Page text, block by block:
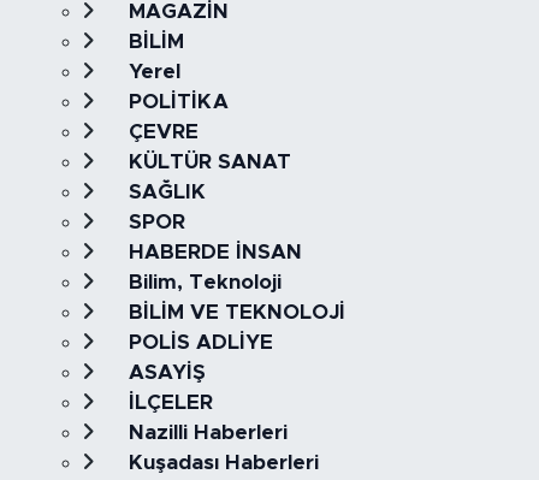
MAGAZİN
BİLİM
Yerel
POLİTİKA
ÇEVRE
KÜLTÜR SANAT
SAĞLIK
SPOR
HABERDE İNSAN
Bilim, Teknoloji
BİLİM VE TEKNOLOJİ
POLİS ADLİYE
ASAYİŞ
İLÇELER
Nazilli Haberleri
Kuşadası Haberleri